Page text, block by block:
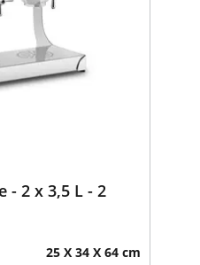
- 2 x 3,5 L - 2
25 X 34 X 64 cm